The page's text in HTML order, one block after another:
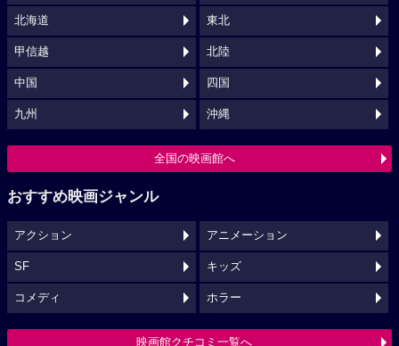
北海道 東北
甲信越 北陸
中国 四国
九州 沖縄
全国の映画館へ
おすすめ映画ジャンル
アクション アニメーション
SF キッズ
コメディ ホラー
映画館クチコミ一覧へ